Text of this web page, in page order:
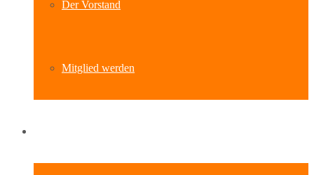
Der Vorstand
Mitglied werden